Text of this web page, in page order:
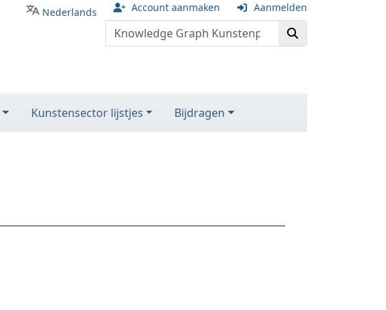
Nederlands Account aanmaken Aanmelden
Kunstensector lijstjes Bijdragen